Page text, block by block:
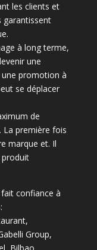
les clients et
garantissent
à long terme,
une
promotion à
se déplacer
de
La première fois
marque et. Il
produit
confiance à
Group,